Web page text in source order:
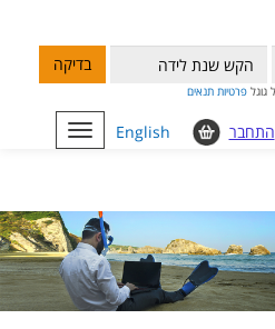
בדיקה
פרטיות תנאים
Toggle
navigation
English התחבר